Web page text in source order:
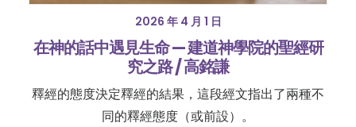
2026 年 4 月 1 日
在神的話中遇見生命 — 建道神學院的聖經研
究之路 / 高銘謙
釋經的態度決定釋經的結果，這段經文指出了兩種不
同的釋經態度（或前設）。